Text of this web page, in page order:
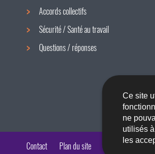
Ce site
ne
utilisés
les
de
navigation
Accords collectifs
Sécurité / Santé au travail
Questions / réponses
Contact Plan du site A propos du site